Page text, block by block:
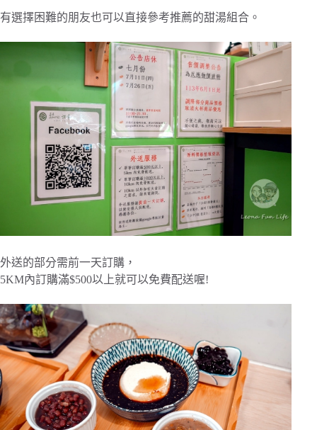
有選擇困難的朋友也可以直接參考推薦的甜湯組合。
外送的部分需前一天訂購，
5KM內訂購滿$500以上就可以免費配送喔!